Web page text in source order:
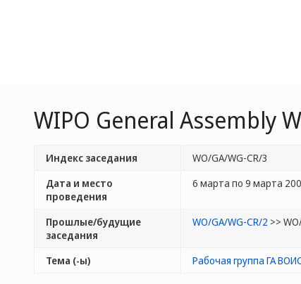
WIPO General Assembly
Индекс заседания
WO/GA/WG-CR/3
Дата и место
проведения
6 марта по 9 марта
Прошлые/будущие
заседания
WO/GA/WG-CR/2 >>
Тема (-ы) Рабочая группа ГА